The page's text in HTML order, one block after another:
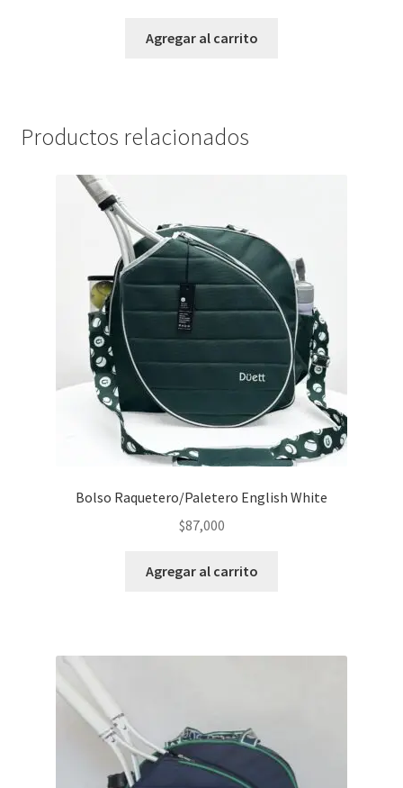
Agregar al carrito
Productos relacionados
Bolso Raquetero/Paletero English White
$87,000
Agregar al carrito